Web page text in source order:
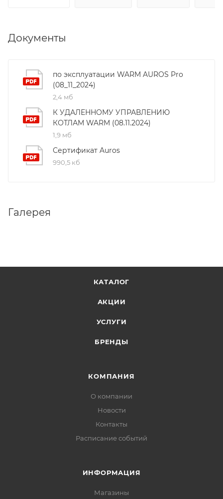
Документы
по эксплуатации WARM AUROS Pro
(08_11_2024)
2,4 мб
К УДАЛЕННОМУ УПРАВЛЕНИЮ
КОТЛАМ WARM (08.11.2024)
1,9 мб
Сертификат Auros
990,5 кб
Галерея
КАТАЛОГ
АКЦИИ
УСЛУГИ
БРЕНДЫ
КОМПАНИЯ
О компании
Новости
Контакты
Расписание событий
ИНФОРМАЦИЯ
Магазины